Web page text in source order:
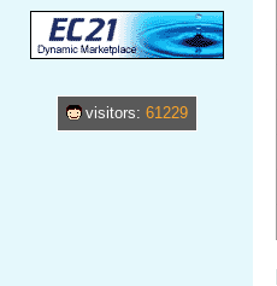
visitors: 61229